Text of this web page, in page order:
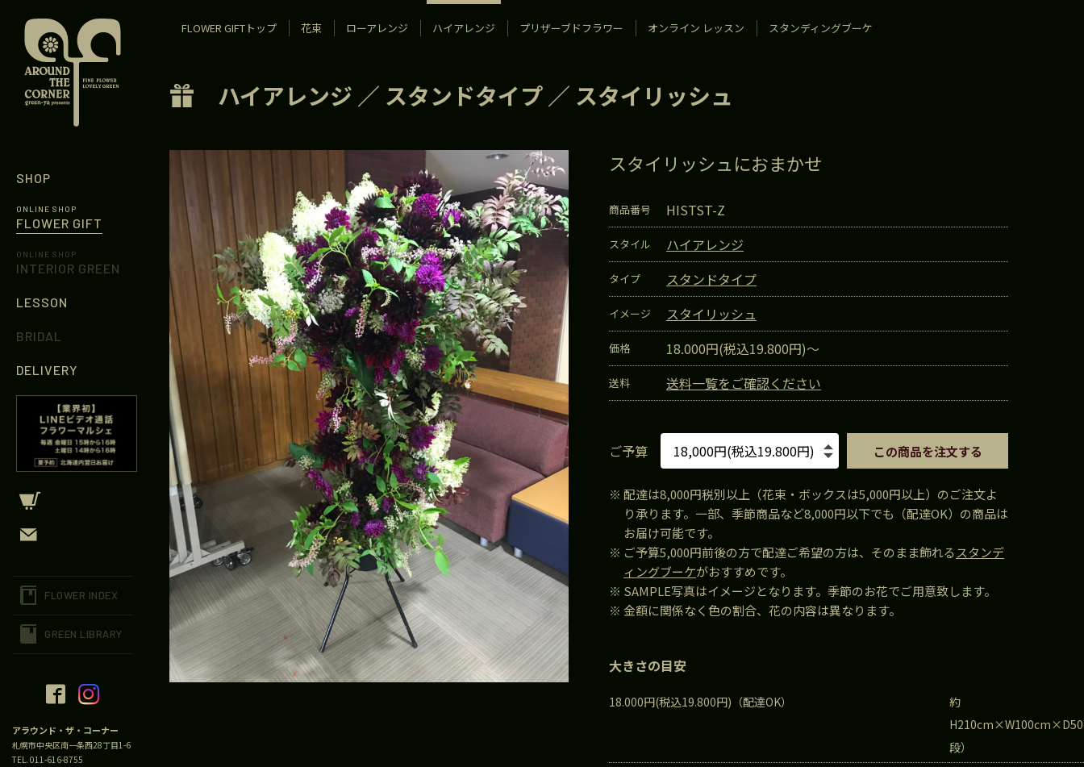
SHOP
ONLINE SHOP
FLOWER GIFT
ONLINE SHOP
INTERIOR GREEN
LESSON
BRIDAL
DELIVERY
FLOWER INDEX
GREEN LIBRARY
アラウンド・ザ・コーナー
札幌市中央区南一条西28丁目1-6
TEL. 011-616-8755
FLOWER GIFTトップ 花束 ローアレンジ ハイアレンジ プリザーブドフラワー オンライン レッスン スタンディングブーケ
ハイアレンジ ／ スタンドタイプ ／ スタイリッシュ
スタイリッシュにおまかせ
商品番号 HISTST-Z
スタイル ハイアレンジ
タイプ スタンドタイプ
イメージ スタイリッシュ
価格 18.000円(税込19.800円)〜
送料 送料一覧をご確認ください
ご予算 この商品を注文する
※ 配達は8,000円税別以上（花束・ボックスは5,000円以上）のご注文よ
り承ります。一部、季節商品など8,000円以下でも（配達OK）の商品は
お届け可能です。
※ ご予算5,000円前後の方で配達ご希望の方は、そのまま飾れる スタンデ
ィングブーケがおすすめです。
※ SAMPLE写真はイメージとなります。季節のお花でご用意致します。
※ 金額に関係なく色の割合、花の内容は異なります。
大きさの目安
18.000円(税込19.800円)（配達OK）
約
段）